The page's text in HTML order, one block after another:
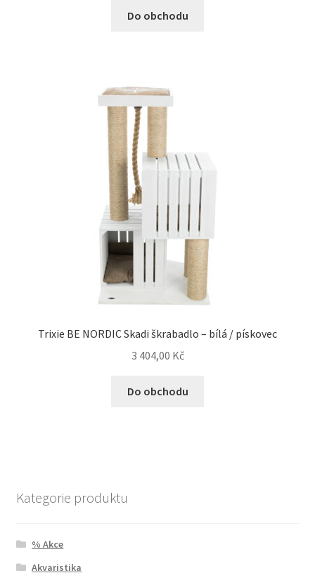
Do obchodu
Trixie BE NORDIC Skadi škrabadlo – bílá / pískovec
3 404,00 Kč
Do obchodu
Kategorie produktu
% Akce
Akvaristika